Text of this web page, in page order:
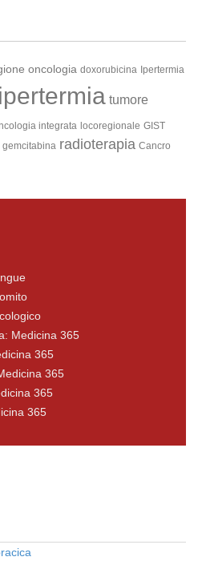
oncologia doxorubicina Ipertermia
ipertermia tumore
integrata locoregionale GIST
gemcitabina radioterapia Cancro
Medicina 365
365
365
365
365